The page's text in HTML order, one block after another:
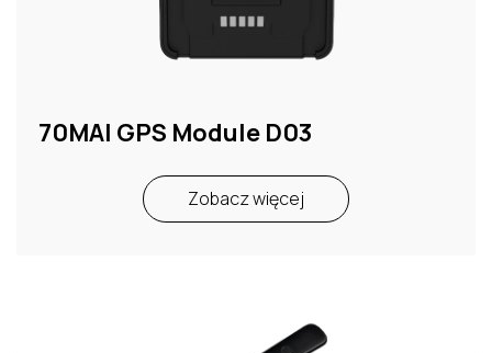
70MAI GPS Module D03
Zobacz więcej